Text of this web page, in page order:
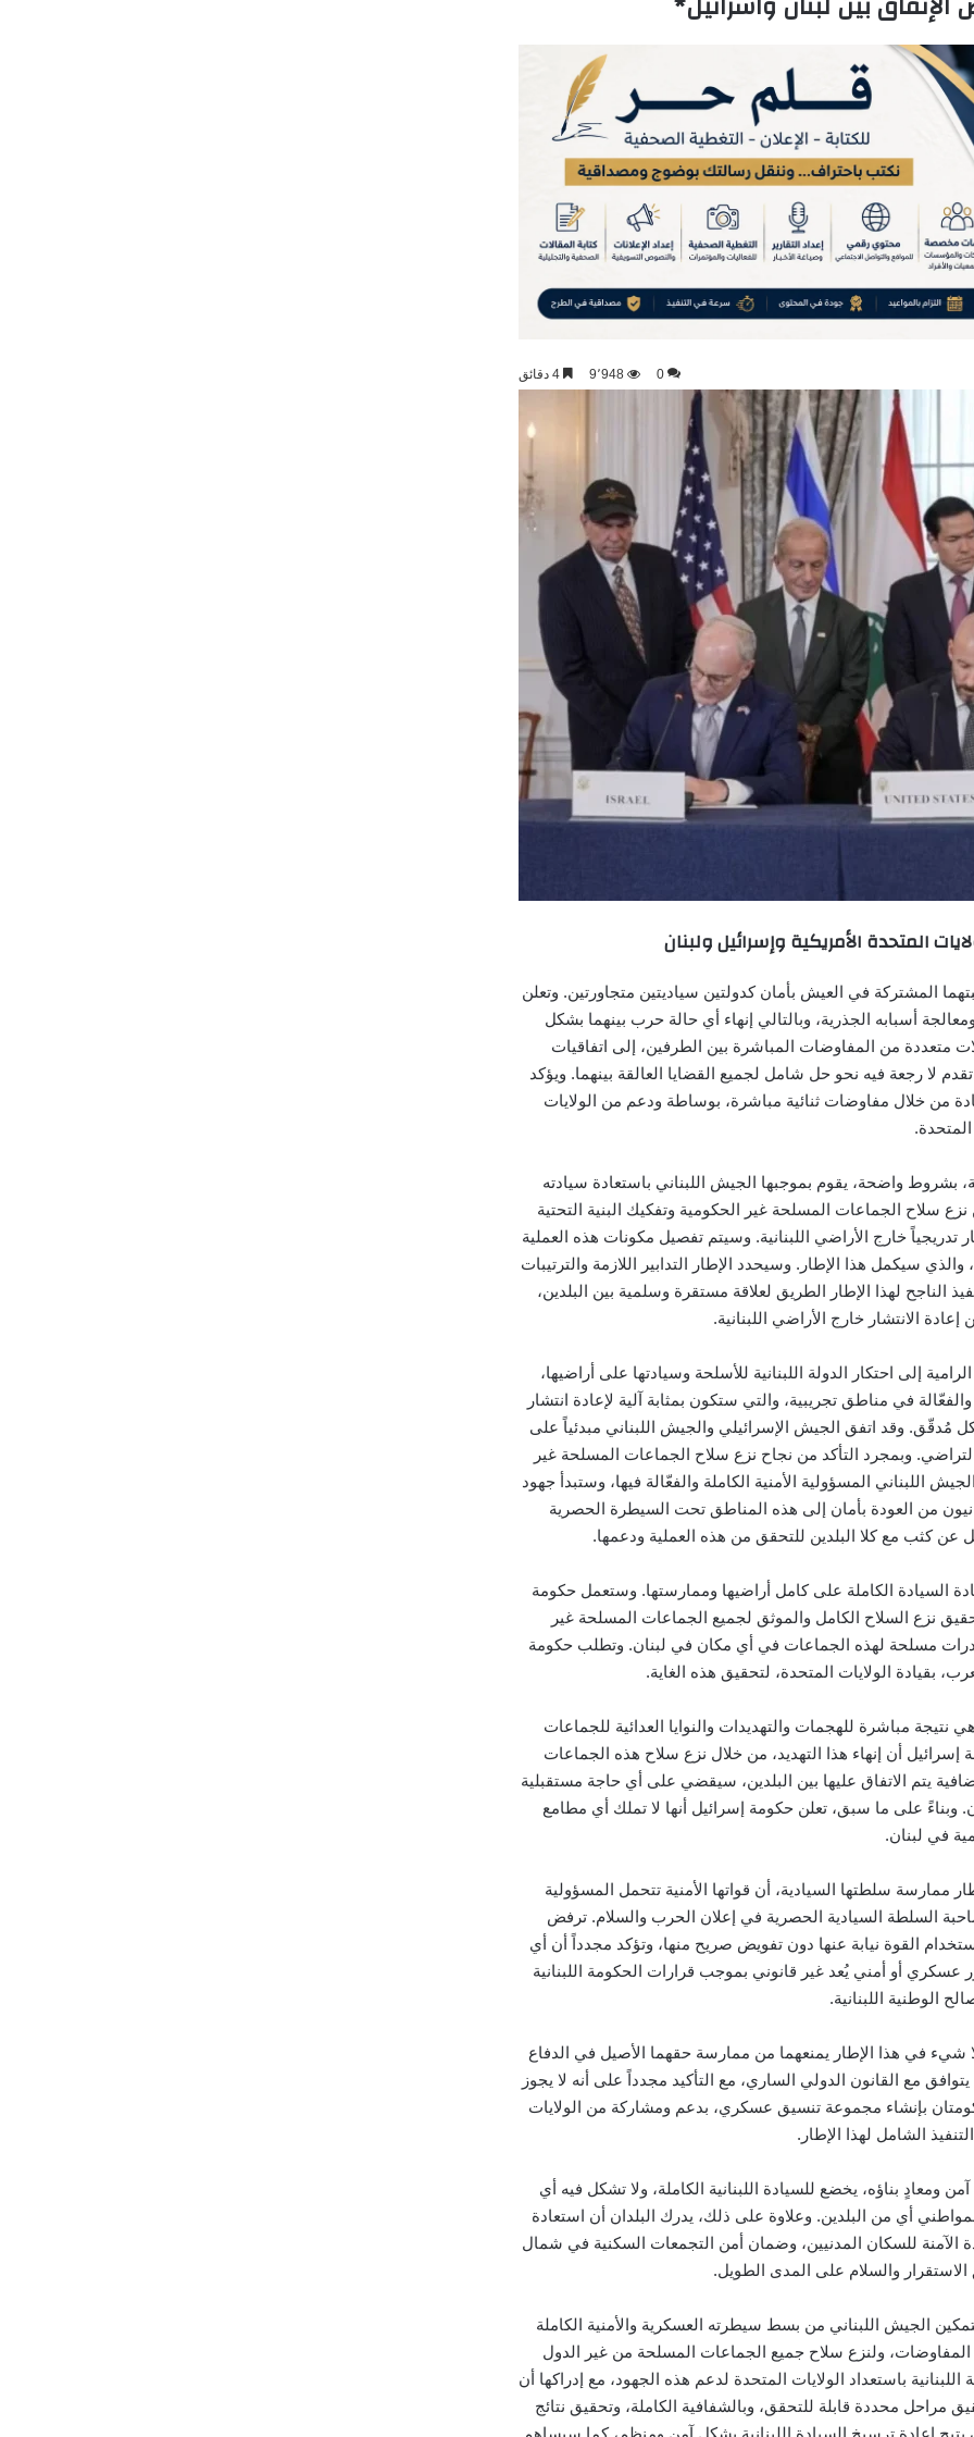
0 9٬948
المتحدة الأمريكية وإسرائيل ولبنان
المشتركة في العيش بأمان كدولتين سياديتين متجاورتين. وتعلن
أسبابه الجذرية، وبالتالي إنهاء أي حالة حرب بينهما بشكل
متعددة من المفاوضات المباشرة بين الطرفين، إلى اتفاقيات
لا رجعة فيه نحو حل شامل لجميع القضايا العالقة بينهما. ويؤكد
من خلال مفاوضات ثنائية مباشرة، بوساطة ودعم من الولايات
المتحدة.
بشروط واضحة، يقوم بموجبها الجيش اللبناني باستعادة سيادته
نزع سلاح الجماعات المسلحة غير الحكومية وتفكيك البنية التحتية
تدريجياً خارج الأراضي اللبنانية. وسيتم تفصيل مكونات هذه العملية
سيكمل هذا الإطار. وسيحدد الإطار التدابير اللازمة والترتيبات
الناجح لهذا الإطار الطريق لعلاقة مستقرة وسلمية بين البلدين،
الانتشار خارج الأراضي اللبنانية.
إلى احتكار الدولة اللبنانية للأسلحة وسيادتها على أراضيها،
في مناطق تجريبية، والتي ستكون بمثابة آلية لإعادة انتشار
مُدقّق. وقد اتفق الجيش الإسرائيلي والجيش اللبناني مبدئياً على
وبمجرد التأكد من نجاح نزع سلاح الجماعات المسلحة غير
اللبناني المسؤولية الأمنية الكاملة والفعّالة فيها، وستبدأ جهود
من العودة بأمان إلى هذه المناطق تحت السيطرة الحصرية
عن كثب مع كلا البلدين للتحقق من هذه العملية ودعمها.
السيادة الكاملة على كامل أراضيها وممارستها. وستعمل حكومة
نزع السلاح الكامل والموثق لجميع الجماعات المسلحة غير
مسلحة لهذه الجماعات في أي مكان في لبنان. وتطلب حكومة
بقيادة الولايات المتحدة، لتحقيق هذه الغاية.
مباشرة للهجمات والتهديدات والنوايا العدائية للجماعات
أن إنهاء هذا التهديد، من خلال نزع سلاح هذه الجماعات
يتم الاتفاق عليها بين البلدين، سيقضي على أي حاجة مستقبلية
وبناءً على ما سبق، تعلن حكومة إسرائيل أنها لا تملك أي مطامع
في لبنان.
ممارسة سلطتها السيادية، أن قواتها الأمنية تتحمل المسؤولية
السلطة السيادية الحصرية في إعلان الحرب والسلام.ترفض
القوة نيابة عنها دون تفويض صريح منها، وتؤكد مجدداً أن أي
أو أمني يُعد غير قانوني بموجب قرارات الحكومة اللبنانية
الوطنية اللبنانية.
لا شيء في هذا الإطار يمنعهما من ممارسة حقهما الأصيل في الدفاع
مع القانون الدولي الساري، مع التأكيد مجدداً على أنه لا يجوز
بإنشاء مجموعة تنسيق عسكري، بدعم ومشاركة من الولايات
الشامل لهذا الإطار .
بناؤه، يخضع للسيادة اللبنانية الكاملة، ولا تشكل فيه أي
أي من البلدين. وعلاوة على ذلك، يدرك البلدان أن استعادة
الآمنة للسكان المدنيين، وضمان أمن التجمعات السكنية في شمال
والسلام على المدى الطويل.
الجيش اللبناني من بسط سيطرته العسكرية والأمنية الكاملة
المفاوضات، ولنزع سلاح جميع الجماعات المسلحة من غير الدول
باستعداد الولايات المتحدة لدعم هذه الجهود، مع إدراكها أن
محددة قابلة للتحقق، وبالشفافية الكاملة، وتحقيق نتائج
إعادة ترسيخ السيادة اللبنانية بشكل آمن ومنظم، كما سيساهم